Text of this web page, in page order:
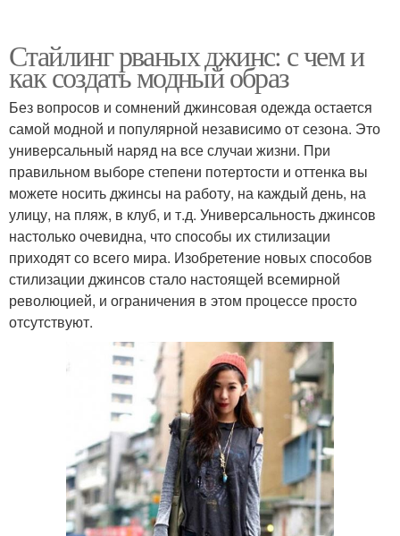
Стайлинг рваных джинс: с чем и
как создать модный образ
Без вопросов и сомнений джинсовая одежда остается
самой модной и популярной независимо от сезона. Это
универсальный наряд на все случаи жизни. При
правильном выборе степени потертости и оттенка вы
можете носить джинсы на работу, на каждый день, на
улицу, на пляж, в клуб, и т.д. Универсальность джинсов
настолько очевидна, что способы их стилизации
приходят со всего мира. Изобретение новых способов
стилизации джинсов стало настоящей всемирной
революцией, и ограничения в этом процессе просто
отсутствуют.